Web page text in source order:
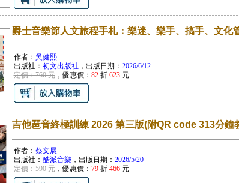
爵士音樂節人文旅程手札：樂迷、樂手、搞手、文化
作者： 吳健熙
出版社： 初文出版社 ，出版日期： 2026/6/12
定價：760 元，優惠價： 82折 623元
吉他琶音終極訓練 2026 第三版(附QR code 313分鐘
作者： 蔡文展
出版社： 酷派音樂，出版日期： 2026/5/20
定價：590 元，優惠價： 79折 466元